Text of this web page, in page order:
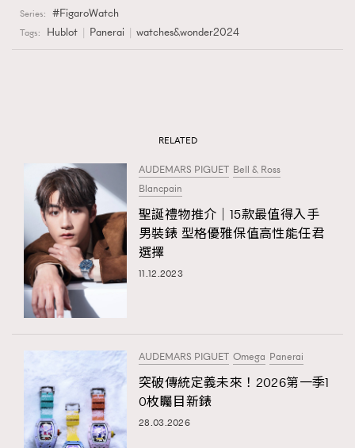
Series: FigaroWatch
Tags: Hublot Panerai watches&wonder2024
RELATED
AUDEMARS PIGUET Bell & Ross
Blancpain
聖誕禮物推介│15款最值得入手
男裝錶 型格優雅保值高性能任君
選擇
11.12.2023
AUDEMARS PIGUET Omega Panerai
突破傳統定義未來！2026第一季1
0枚矚目新錶
28.03.2026